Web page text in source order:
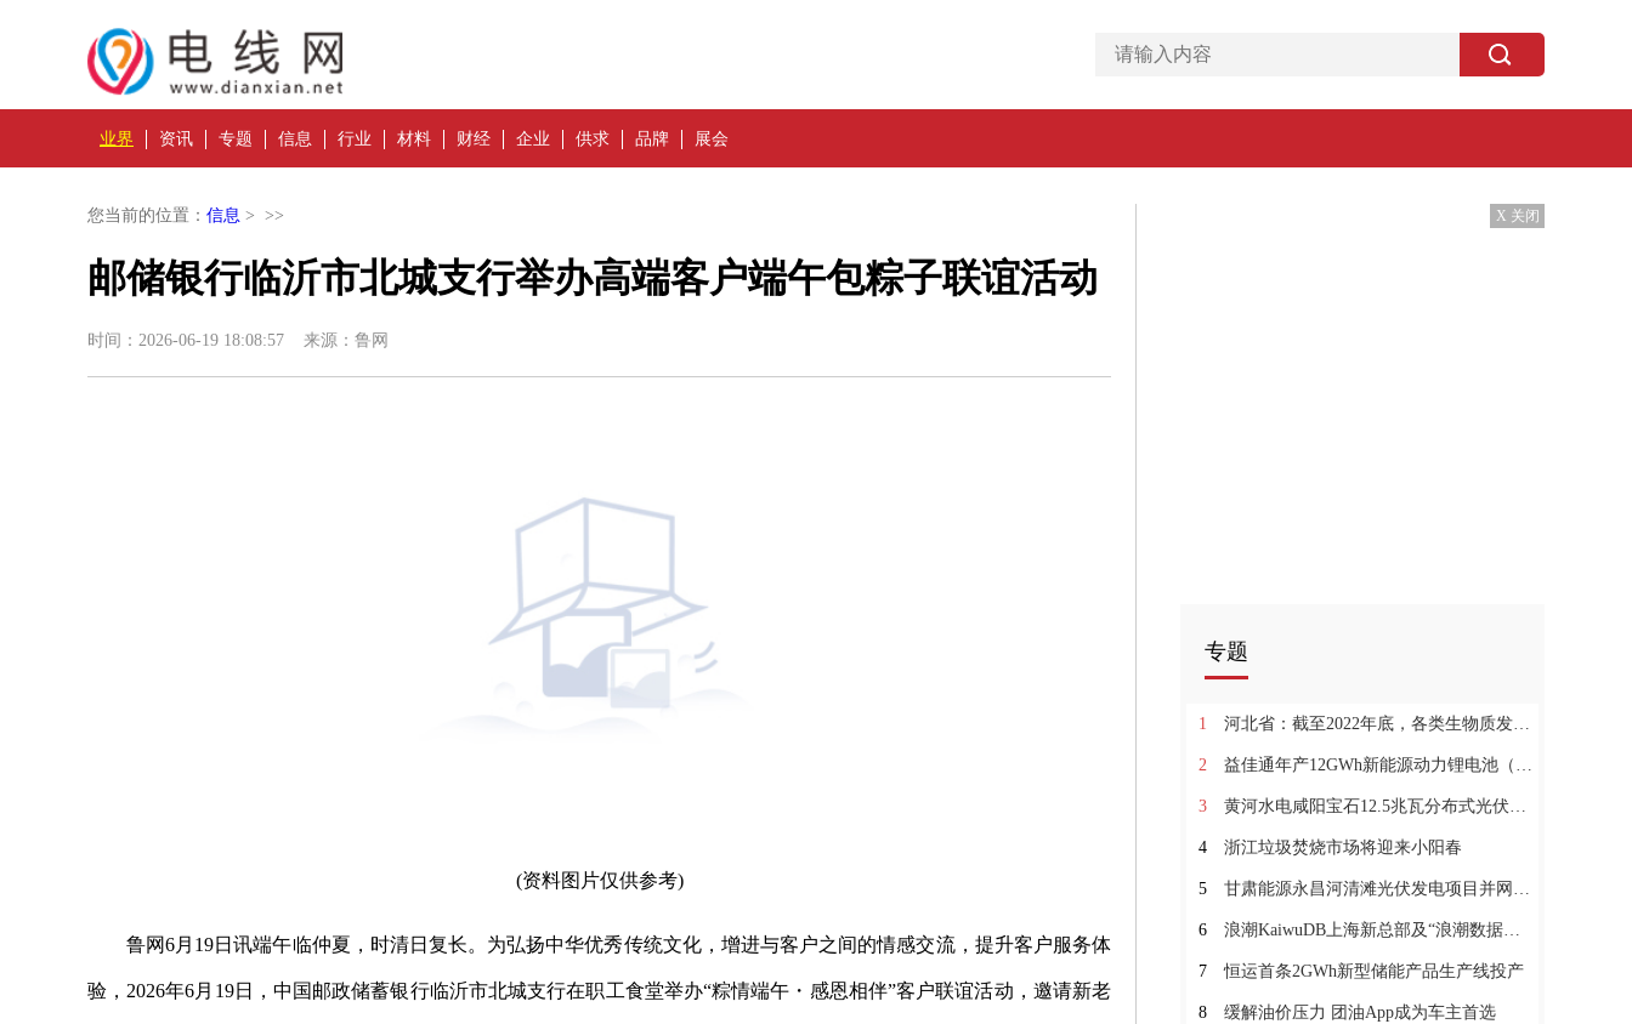
业界 资讯 专题 信息 行业 材料 财经 企业 供求 品牌 展会
您当前的位置： 信息 > >>
邮储银行临沂市北城支行举办高端客户端午包粽子联谊活动
时间：2026-06-19 18:08:57 来源：鲁网
(资料图片仅供参考)
鲁网6月19日讯端午临仲夏，时清日复长。为弘扬中华优秀传统文化，增进与客户之间的情感交流，提升客户服务体
验，2026年6月19日，中国邮政储蓄银行临沂市北城支行在职工食堂举办“粽情端午・感恩相伴”客户联谊活动，邀请新老
X 关闭
专题
1 河北省：截至2022年底，各类生物质发电装机容量总计约2191MW
2 益佳通年产12GWh新能源动力锂电池（一期）项目投产
3 黄河水电咸阳宝石12.5兆瓦分布式光伏项目并网发电
4 浙江垃圾焚烧市场将迎来小阳春
5 甘肃能源永昌河清滩光伏发电项目并网发电
6 浪潮KaiwuDB上海新总部及“浪潮数据库产业联合实验室”落成
7 恒运首条2GWh新型储能产品生产线投产
8 缓解油价压力 团油App成为车主首选